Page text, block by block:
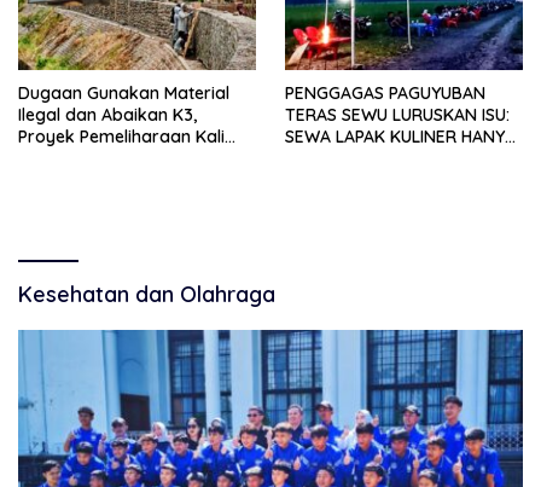
Dugaan Gunakan Material
Ilegal dan Abaikan K3,
Proyek Pemeliharaan Kali
PENGGAGAS PAGUYUBAN
TERAS SEWU LURUSKAN ISU:
SEWA LAPAK KULINER HANYA
Kesehatan dan Olahraga